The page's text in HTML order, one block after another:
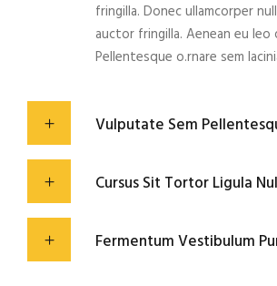
fringilla. Donec ullamcorper
auctor fringilla. Aenean eu leo
Pellentesque o.rnare sem
Vulputate Sem
Cursus Sit Tortor Ligula
Fermentum Vestibulum